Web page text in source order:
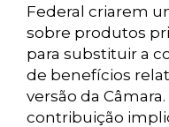
Federal criarem
sobre produtos
para substituir a
de benefícios
versão da
contribuição